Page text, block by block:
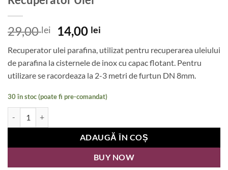
29,00lei
Prețul
inițial
a
fost:
29,00 lei.
14,00 lei
este:
14,00 lei.
Recuperator ulei parafina, utilizat pentru recuperarea uleiului
de parafina la cisternele de inox cu capac flotant. Pentru
utilizare se racordeaza la 2-3 metri de furtun DN 8mm.
30 în stoc (poate fi pre-comandat)
ADAUGĂ ÎN COȘ
BUY NOW